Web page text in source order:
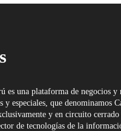
es una plataforma de negocios y
y especiales, que denominamos
y en circuito cerrado
de tecnologías de la